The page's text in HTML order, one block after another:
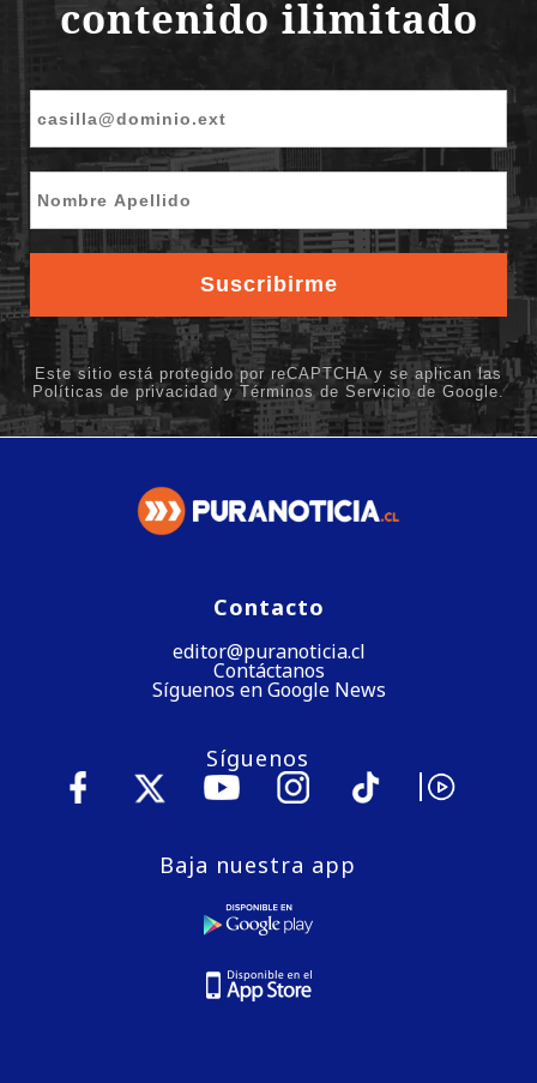
Contacto
editor@puranoticia.cl
Contáctanos
Síguenos en Google News
Síguenos
Baja nuestra app